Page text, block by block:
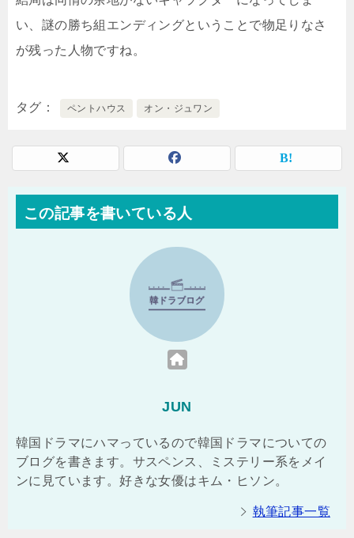
い、謎の勝ち組エンディングということで物足りなさ
が残った人物ですね。
タグ ペントハウス オン・ジュワン
この記事を書いている人
JUN
韓国ドラマにハマっているので韓国ドラマについての
ブログを書きます。サスペンス、ミステリー系をメイ
ンに見ています。好きな女優はキム・ヒソン。
執筆記事一覧